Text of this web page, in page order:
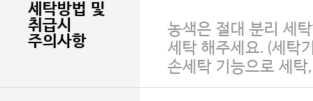
세탁방법 및
취급시
주의사항
농색은 절대 분리 세
세탁 해주세요. (세탁
손세탁 기능으로 세탁